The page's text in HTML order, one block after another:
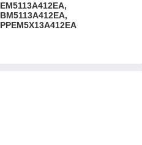
EM5113A412EA,
BM5113A412EA,
PPEM5X13A412EA